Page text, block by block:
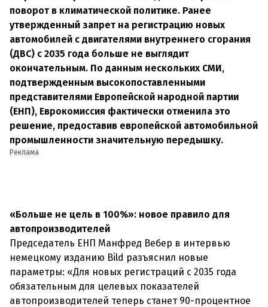
поворот в климатической политике. Ранее
утвержденный запрет на регистрацию новых
автомобилей с двигателями внутреннего сгорания
(ДВС) с 2035 года больше не выглядит
окончательным. По данным нескольких СМИ,
подтвержденным высокопоставленными
представителями Европейской народной партии
(ЕНП), Еврокомиссия фактически отменила это
решение, предоставив европейской автомобильной
промышленности значительную передышку.
Реклама
«Больше не цель в 100%»: новое правило для
автопроизводителей
Председатель ЕНП Манфред Вебер в интервью
немецкому изданию Bild разъяснил новые
параметры: «Для новых регистраций с 2035 года
обязательным для целевых показателей
автопроизводителей теперь станет 90-процентное